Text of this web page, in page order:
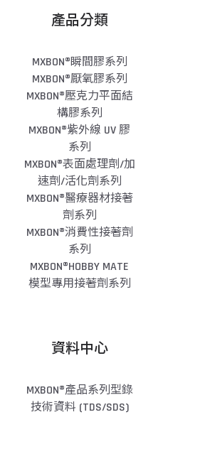
產品分類
MXBON®瞬間膠系列
MXBON®厭氧膠系列
MXBON®壓克力平面結
構膠系列
MXBON®紫外線 UV 膠
系列
MXBON®表面處理劑/加
速劑/活化劑系列
MXBON®醫療器材接著
劑系列
MXBON®消費性接著劑
系列
MXBON®HOBBY MATE
模型專用接著劑系列
資料中心
MXBON®產品系列型錄
技術資料 (TDS/SDS)